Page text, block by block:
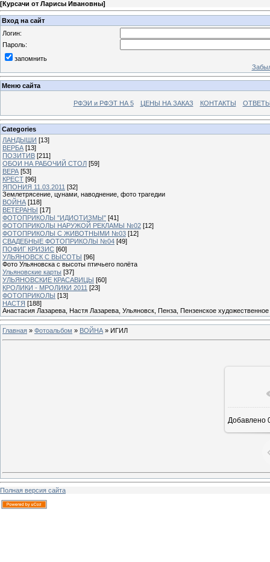
[Курсачи от Ларисы Ивановны]
Вход на сайт
Логин:
Пароль:
запомнить
Меню сайта
РФЭИ и РФЭТ НА 5 ЦЕНЫ НА ЗАКАЗ КОНТАКТЫ
Categories
ЛАНДЫШИ [13]
ВЕРБА [13]
ПОЗИТИВ [211]
ОБОИ НА РАБОЧИЙ СТОЛ [59]
ВЕРА [53]
КРЕСТ [96]
ЯПОНИЯ 11.03.2011 [32]
Землетрясение, цунами, наводнение, фото трагедии
ВОЙНА [118]
ВЕТЕРАНЫ [17]
ФОТОПРИКОЛЫ "ИДИОТИЗМЫ" [41]
ФОТОПРИКОЛЫ НАРУЖОЙ РЕКЛАМЫ №02 [12]
ФОТОПРИКОЛЫ С ЖИВОТНЫМИ №03 [12]
СВАДЕБНЫЕ ФОТОПРИКОЛЫ №04 [49]
ПОФИГ КРИЗИС [60]
УЛЬЯНОВСК С ВЫСОТЫ [96]
Фото Ульяновска с высоты птичьего полёта
Ульяновские карты [37]
УЛЬЯНОВСКИЕ КРАСАВИЦЫ [60]
КРОЛИКИ - МРОЛИКИ 2011 [23]
ФОТОПРИКОЛЫ [13]
НАСТЯ [188]
Анастасия Лазарева, Настя Лазарева, Ульяновск, Пенза, Пензенское
Главная » Фотоальбом » ВОЙНА » ИГИЛ
В
Добавлено
Полная версия сайта